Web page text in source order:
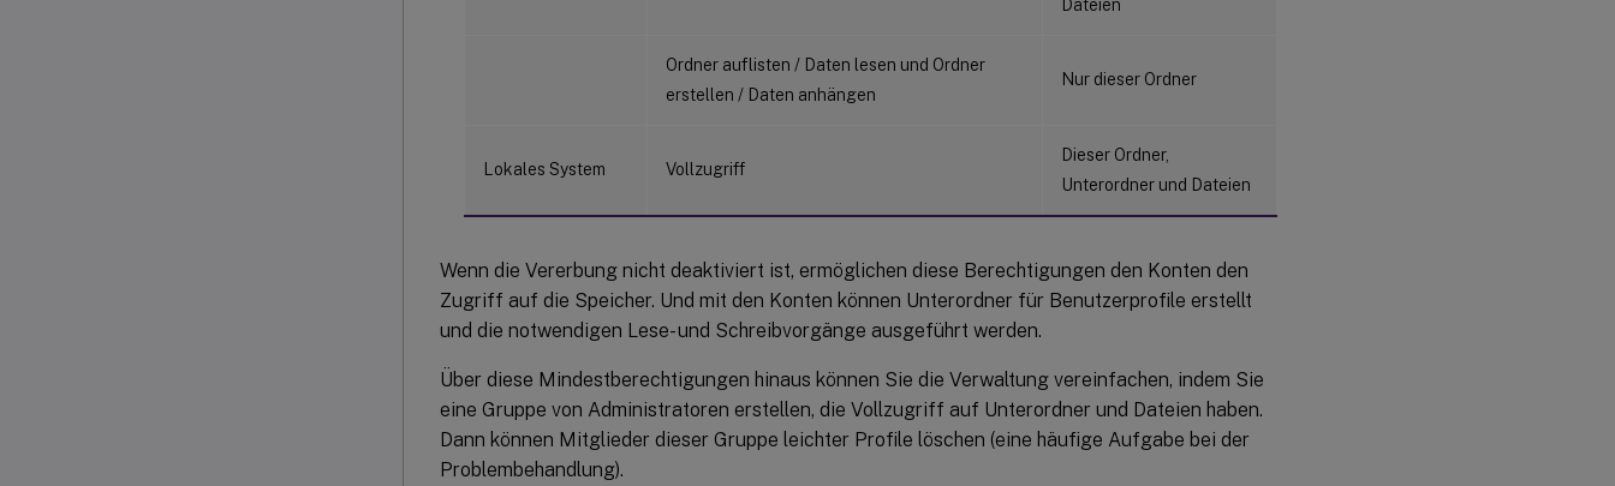
Dateien
Ordner auflisten / Daten lesen und Ordner
erstellen / Daten anhängen
Nur dieser Ordner
Lokales System Vollzugriff
Dieser Ordner,
Unterordner und Dateien
Wenn die Vererbung nicht deaktiviert ist, ermöglichen diese Berechtigungen den Konten den
Zugriff auf die Speicher. Und mit den Konten können Unterordner für Benutzerprofile erstellt
und die notwendigen Lese- und Schreibvorgänge ausgeführt werden.
Über diese Mindestberechtigungen hinaus können Sie die Verwaltung vereinfachen, indem Sie
eine Gruppe von Administratoren erstellen, die Vollzugriff auf Unterordner und Dateien haben.
Dann können Mitglieder dieser Gruppe leichter Profile löschen (eine häufige Aufgabe bei der
Problembehandlung).